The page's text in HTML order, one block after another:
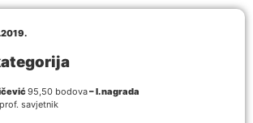
95,50 bodova– I. nagrada
savjetnik